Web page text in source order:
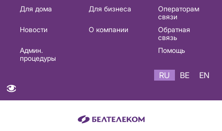
Основная
навигация
Для дома Для бизнеса
Операторам
связи
Новости
О компании
Обратная
связь
Админ.
процедуры
Помощь
RU BE EN